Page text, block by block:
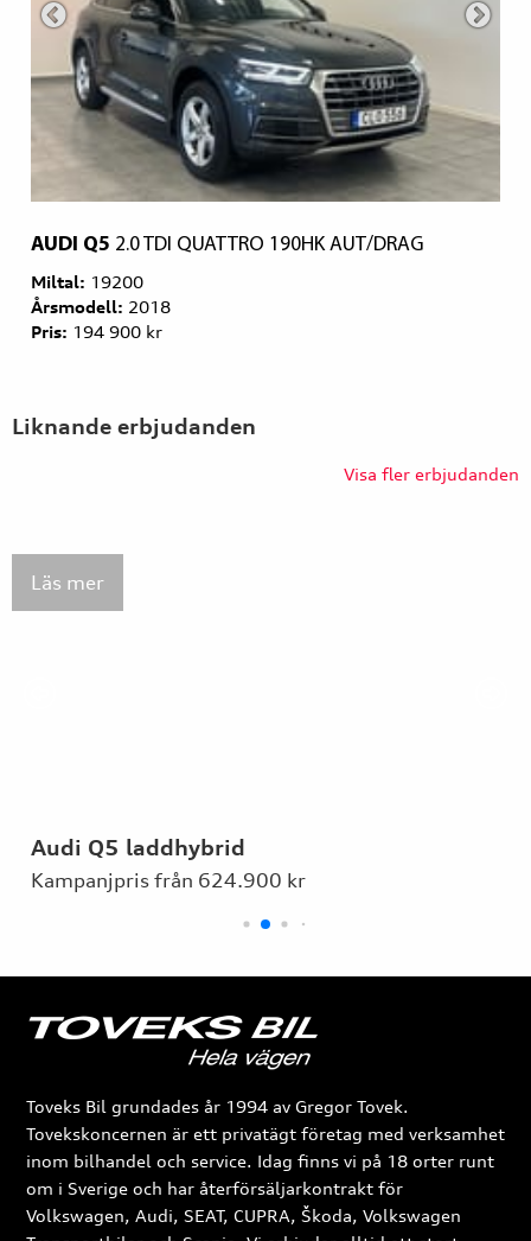
AUDI Q5 2.0 TDI QUATTRO 190HK AUT/DRAG
Miltal: 19200
Årsmodell: 2018
Pris: 194 900 kr
Liknande erbjudanden
Visa fler erbjudanden
Audi Q5 laddhybrid
Kampanjpris från 624.900 kr
Toveks Bil grundades år 1994 av Gregor Tovek.
Tovekskoncernen är ett privatägt företag med verksamhet
inom bilhandel och service. Idag finns vi på 18 orter runt
om i Sverige och har återförsäljarkontrakt för
Volkswagen, Audi, SEAT, CUPRA, Škoda, Volkswagen